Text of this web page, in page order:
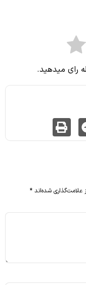
رای میدهید.
علامت‌گذاری شده‌اند *